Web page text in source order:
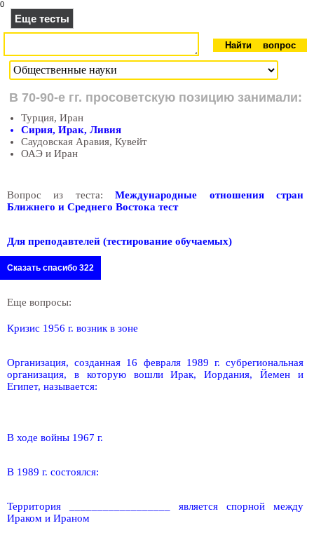
0
Еще тесты
В 70-90-е гг. просоветскую позицию занимали:
Турция, Иран
Сирия, Ирак, Ливия
Саудовская Аравия, Кувейт
ОАЭ и Иран
Вопрос из теста:Международные отношения стран
Ближнего и Среднего Востока тест
Для преподавтелей (тестирование обучаемых)
Сказать спасибо 322
Еще вопросы:
Кризис 1956 г. возник в зоне
Организация, созданная 16 февраля 1989 г. субрегиональная
организация, в которую вошли Ирак, Иордания, Йемен и
Египет, называется:
В ходе войны 1967 г.
В 1989 г. состоялся:
Территория __________________ является спорной между
Ираком и Ираном